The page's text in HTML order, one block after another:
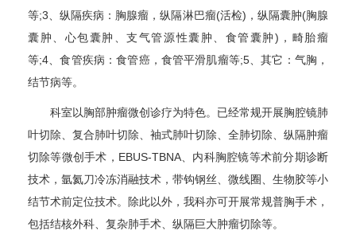
等;3、纵隔疾病：胸腺瘤，纵隔淋巴瘤(活检)，纵隔囊肿(胸腺
囊肿、心包囊肿、支气管源性囊肿、食管囊肿)，畸胎瘤
等;4、食管疾病：食管癌，食管平滑肌瘤等;5、其它：气胸，
结节病等。
科室以胸部肿瘤微创诊疗为特色。已经常规开展胸腔镜肺
叶切除、复合肺叶切除、袖式肺叶切除、全肺切除、纵隔肿瘤
切除等微创手术，EBUS-TBNA、内科胸腔镜等术前分期诊断
技术，氩氦刀冷冻消融技术，带钩钢丝、微线圈、生物胶等小
结节术前定位技术。除此以外，我科亦可开展常规普胸手术，
包括结核外科、复杂肺手术、纵隔巨大肿瘤切除等。